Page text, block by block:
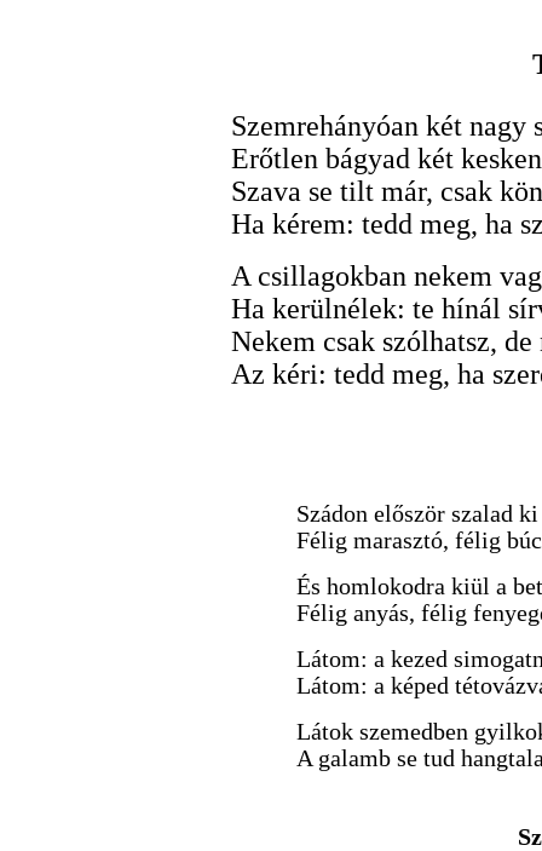
Szemrehányóan két nagy
Erőtlen bágyad két
Szava se tilt már, csak
Ha kérem: tedd meg, ha
A csillagokban nekem
Ha kerülnélek: te hínál
Nekem csak szólhatsz,
Az kéri: tedd meg, ha
Szádon először szalad
Félig marasztó, félig
És homlokodra kiül a
Félig anyás, félig
Látom: a kezed
Látom: a képed
Látok szemedben
A galamb se tud